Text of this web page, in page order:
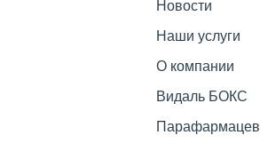
Новости
Наши услуги
О компании
Видаль БОКС